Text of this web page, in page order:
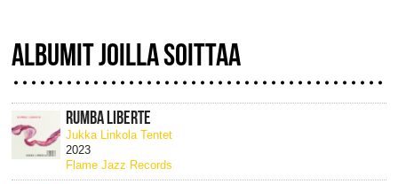
ALBUMIT JOILLA SOITTAA
RUMBA LIBERTE
Jukka Linkola Tentet
2023
Flame Jazz Records